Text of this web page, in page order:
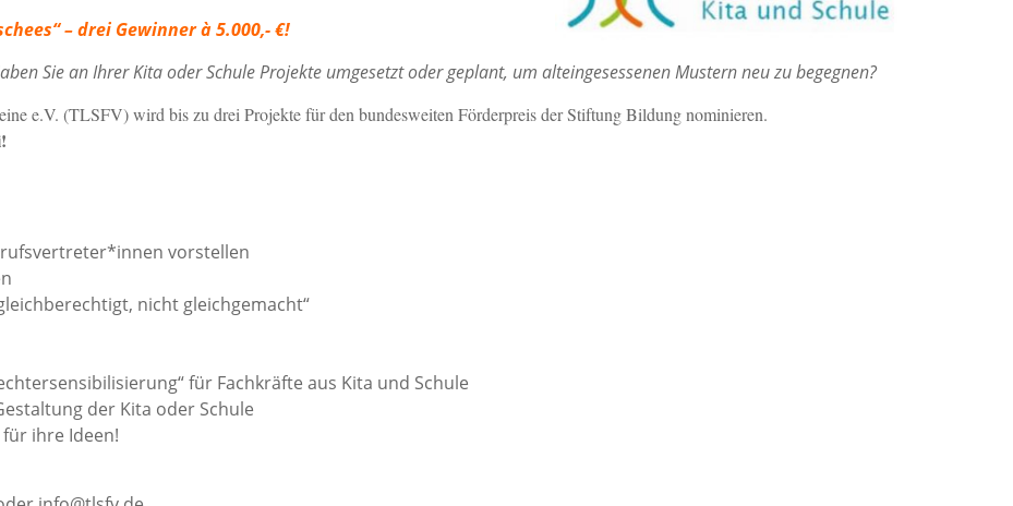
– drei Gewinner à 5.000,- €!
Sie an Ihrer Kita oder Schule Projekte umgesetzt oder geplant, um alteingesessenen Mustern neu zu begegnen?
e.V. (TLSFV) wird bis zu drei Projekte für den bundesweiten Förderpreis der Stiftung Bildung nominieren.
vorstellen
nicht gleichgemacht“
für Fachkräfte aus Kita und Schule
der Kita oder Schule
ihre Ideen!